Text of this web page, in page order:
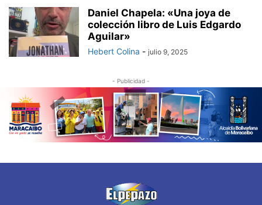
Daniel Chapela: «Una joya de
colección libro de Luis Edgardo
Aguilar»
Hebert Colina - julio 9, 2025
- Publicidad -